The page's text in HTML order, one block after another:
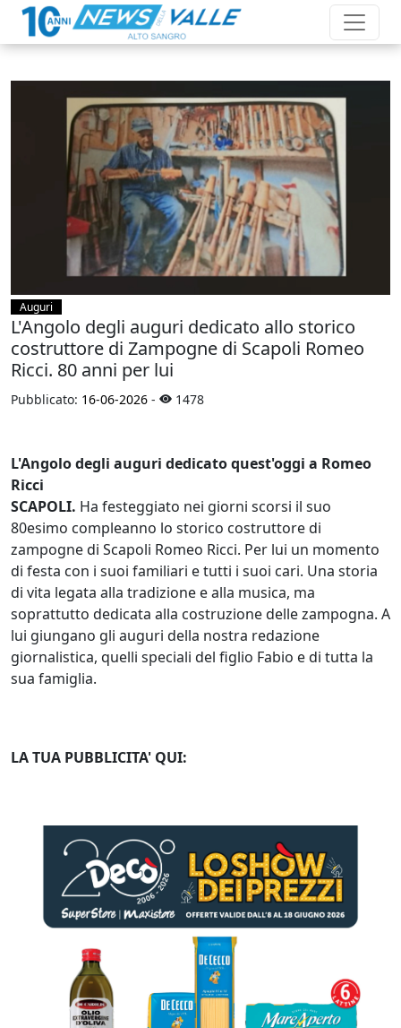
Auguri
L'Angolo degli auguri dedicato allo storico
costruttore di Zampogne di Scapoli Romeo
Ricci. 80 anni per lui
Pubblicato: 16-06-2026 - 1478
L'Angolo degli auguri dedicato quest'oggi a Romeo
Ricci
SCAPOLI. Ha festeggiato nei giorni scorsi il suo
80esimo compleanno lo storico costruttore di
zampogne di Scapoli Romeo Ricci. Per lui un momento
di festa con i suoi familiari e tutti i suoi cari. Una storia
di vita legata alla tradizione e alla musica, ma
soprattutto dedicata alla costruzione delle zampogna. A
lui giungano gli auguri della nostra redazione
giornalistica, quelli speciali del figlio Fabio e di tutta la
sua famiglia.
LA TUA PUBBLICITA' QUI: